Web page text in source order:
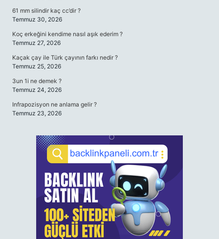
61 mm silindir kaç cc’dir ?
Temmuz 30, 2026
Koç erkeğini kendime nasıl aşık ederim ?
Temmuz 27, 2026
Kaçak çay ile Türk çayının farkı nedir ?
Temmuz 25, 2026
3un 1i ne demek ?
Temmuz 24, 2026
Infrapozisyon ne anlama gelir ?
Temmuz 23, 2026